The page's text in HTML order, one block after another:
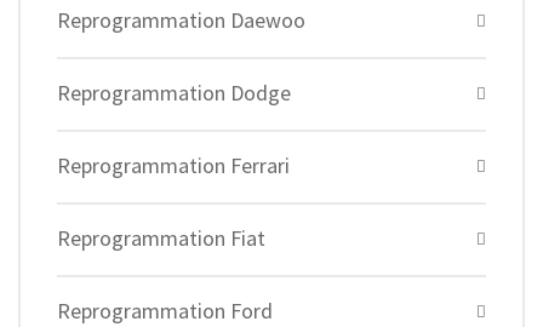
Reprogrammation Daewoo
Reprogrammation Dodge
Reprogrammation Ferrari
Reprogrammation Fiat
Reprogrammation Ford